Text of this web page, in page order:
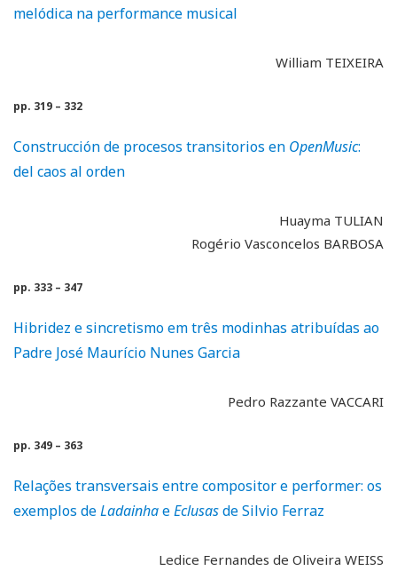
melódica na performance musical
William TEIXEIRA
pp. 319 – 332
Construcción de procesos transitorios en OpenMusic:
del caos al orden
Huayma TULIAN
Rogério Vasconcelos BARBOSA
pp. 333 – 347
Hibridez e sincretismo em três modinhas atribuídas ao
Padre José Maurício Nunes Garcia
Pedro Razzante VACCARI
pp. 349 – 363
Relações transversais entre compositor e performer: os
exemplos deLadainhaeEclusasde Silvio Ferraz
Ledice Fernandes de Oliveira WEISS